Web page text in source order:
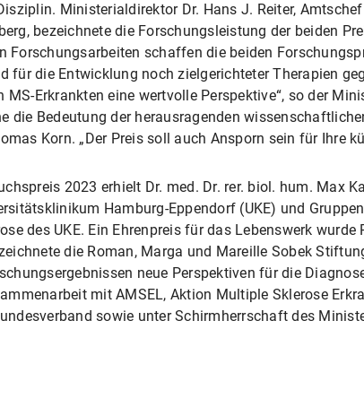
Ministerialdirektor Dr. Hans J. Reiter,
bezeichnete die Forschungsleistung der beiden
Forschungsarbeiten schaffen die beiden
für die Entwicklung noch zielgerichteter Therapien
Erkrankten eine wertvolle Perspektive“, so der
die Bedeutung der herausragenden
Korn. „Der Preis soll auch Ansporn sein für Ihre
2023 erhielt Dr. med. Dr. rer. biol. hum. Max
Hamburg-Eppendorf (UKE) und
des UKE. Ein Ehrenpreis für das Lebenswerk
die Roman, Marga und Mareille Sobek
neue Perspektiven für die
mit AMSEL, Aktion Multiple Sklerose
sowie unter Schirmherrschaft des